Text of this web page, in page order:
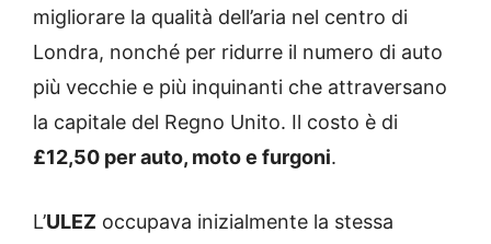
migliorare la qualità dell’aria nel centro di
Londra, nonché per ridurre il numero di auto
più vecchie e più inquinanti che attraversano
la capitale del Regno Unito. Il costo è di
£12,50 per auto, moto e furgoni.
L’ULEZ occupava inizialmente la stessa